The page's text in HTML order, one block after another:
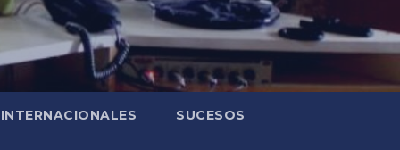
INTERNACIONALES SUCESOS